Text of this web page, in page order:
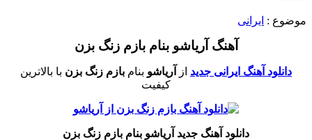
موضوع : ایرانی
آهنگ آریاشو بنام بازم زنگ بزن
دانلود آهنگ ایرانی جدید از آریاشو بنام بازم زنگ بزن با بالاترین
کیفیت
دانلود آهنگ جدید آریاشو بنام بازم زنگ بزن